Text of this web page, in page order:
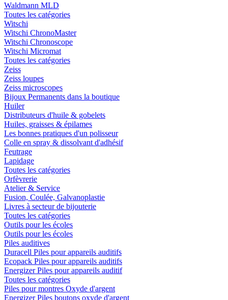
Waldmann MLD
Toutes les catégories
Witschi
Witschi ChronoMaster
Witschi Chronoscope
Witschi Micromat
Toutes les catégories
Zeiss
Zeiss loupes
Zeiss microscopes
Bijoux Permanents dans la boutique
Huiler
Distributeurs d'huile & gobelets
Huiles, graisses & épilames
Les bonnes pratiques d'un polisseur
Colle en spray & dissolvant d'adhésif
Feutrage
Lapidage
Toutes les catégories
Orfèvrerie
Atelier & Service
Fusion, Coulée, Galvanoplastie
Livres à secteur de bijouterie
Toutes les catégories
Outils pour les écoles
Outils pour les écoles
Piles auditives
Duracell Piles pour appareils auditifs
Ecopack Piles pour appareils auditifs
Energizer Piles pour appareils auditif
Toutes les catégories
Piles pour montres Oxyde d'argent
Energizer Piles boutons oxyde d'argent